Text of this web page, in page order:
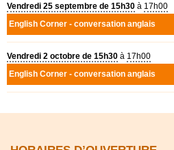
Vendredi 25 septembre de 15h30 à 17h00
English Corner - conversation anglais
Vendredi 2 octobre de 15h30 à 17h00
English Corner - conversation anglais